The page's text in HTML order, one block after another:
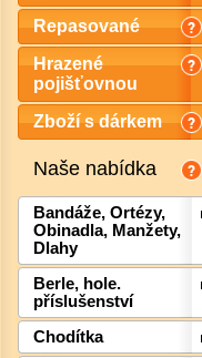
Repasované
Hrazené
pojišťovnou
Zboží s dárkem
Naše nabídka
Bandáže, Ortézy,
Obinadla, Manžety,
Dlahy
Berle, hole.
příslušenství
Chodítka